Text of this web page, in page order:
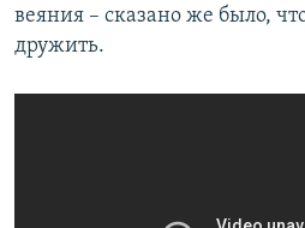
веяния – сказано же было,
дружить.